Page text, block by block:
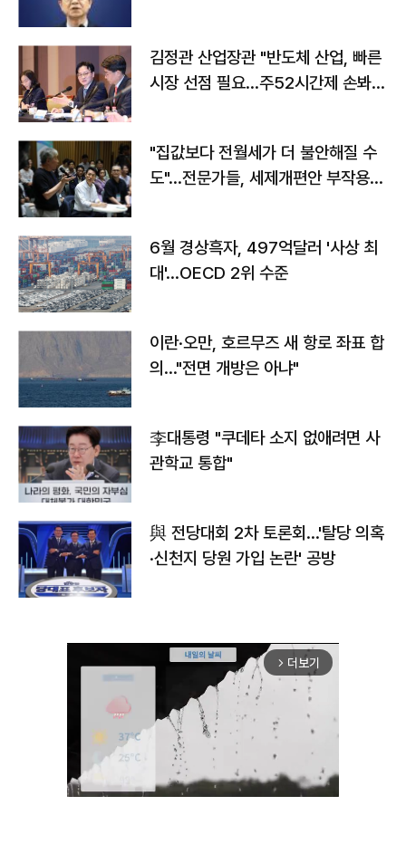
김정관 산업장관 "반도체 산업, 빠른
시장 선점 필요…주52시간제 손봐
"집값보다 전월세가 더 불안해질 수
도"…전문가들, 세제개편안 부작용
6월 경상흑자, 497억달러 '사상 최
대'…OECD 2위 수준
이란·오만, 호르무즈 새 항로 좌표 합
의…"전면 개방은 아냐"
李대통령 "쿠데타 소지 없애려면 사
관학교 통합"
與 전당대회 2차 토론회…'탈당 의혹
·신천지 당원 가입 논란' 공방
arrow_forward_ios 더보기